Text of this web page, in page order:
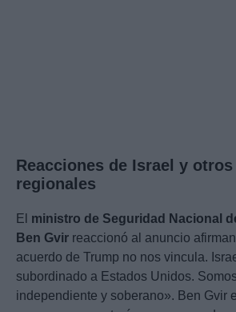
Reacciones de Israel y
regionales
El ministro de Seguridad Nacional
Ben Gvir reaccionó al anuncio
acuerdo de Trump no nos vincula.
subordinado a Estados Unidos.
independiente y soberano». Ben Gvir